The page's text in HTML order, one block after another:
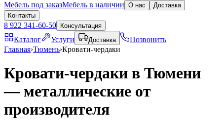
Мебель под заказМебель в наличии О нас
Доставка
Контакты
8 922 341-60-50 Консультация
Каталог Услуги Доставка
Позвонить
Главная›Тюмень›Кровати-чердаки
Кровати-чердаки в Тюмени
— металлические от
производителя